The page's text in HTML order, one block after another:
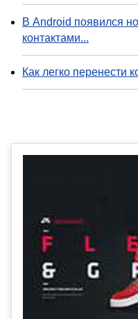
В Android появился
контактами...
Как легко перенести